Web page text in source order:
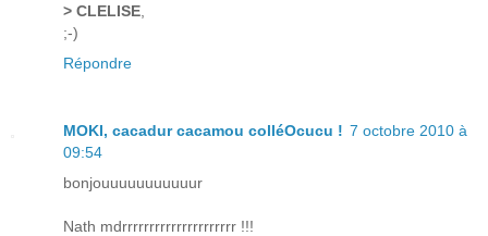
> CLELISE
;-)
Répondre
MOKI, cacadur cacamou colléOcucu ! 7 octobre 2010 à
09:54
bonjouuuuuuuuuuur
Nath mdrrrrrrrrrrrrrrrrrrrrr !!!